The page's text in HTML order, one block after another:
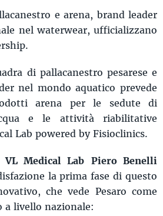
e arena, brand leader
nel waterwear, ufficializzano
di pallacanestro pesarese e
nel mondo aquatico prevede
arena per le sedute di
e le attività riabilitative
Lab powered by Fisioclinics.
VL Medical Lab Piero Benelli
la prima fase di questo
che vede Pesaro come
livello nazionale: